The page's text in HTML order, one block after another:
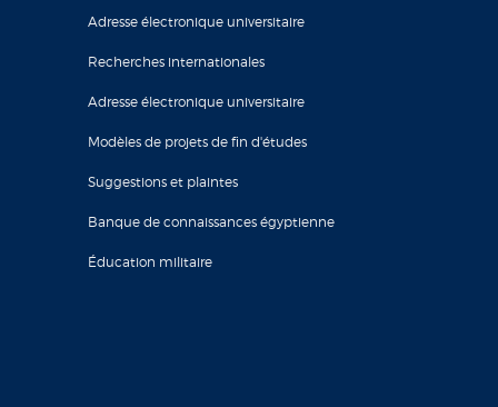
Adresse électronique universitaire
Recherches internationales
Adresse électronique universitaire
Modèles de projets de fin d'études
Suggestions et plaintes
Banque de connaissances égyptienne
Éducation militaire